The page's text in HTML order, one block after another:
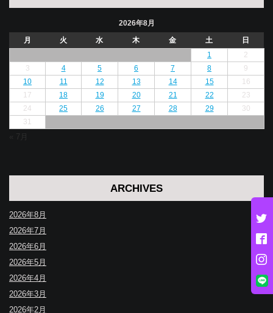
2026年8月
月
火 水 木 金 土
日
1
2
3
4 5 6 7 8
9
10
11 12 13 14 15
16
17
18 19 20 21 22
23
24
25 26 27 28 29
30
31
« 7月
ARCHIVES
2026年8月
2026年7月
2026年6月
2026年5月
2026年4月
2026年3月
2026年2月